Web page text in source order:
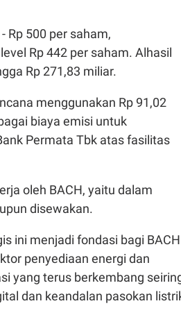
Rp 500 per saham,
Rp 442 per saham. Alhasil
Rp 271,83 miliar.
menggunakan Rp 91,02
biaya emisi untuk
Permata Tbk atas fasilitas
oleh BACH, yaitu dalam
disewakan.
ini menjadi fondasi bagi BACH
penyediaan energi dan
yang terus berkembang
dan keandalan pasokan